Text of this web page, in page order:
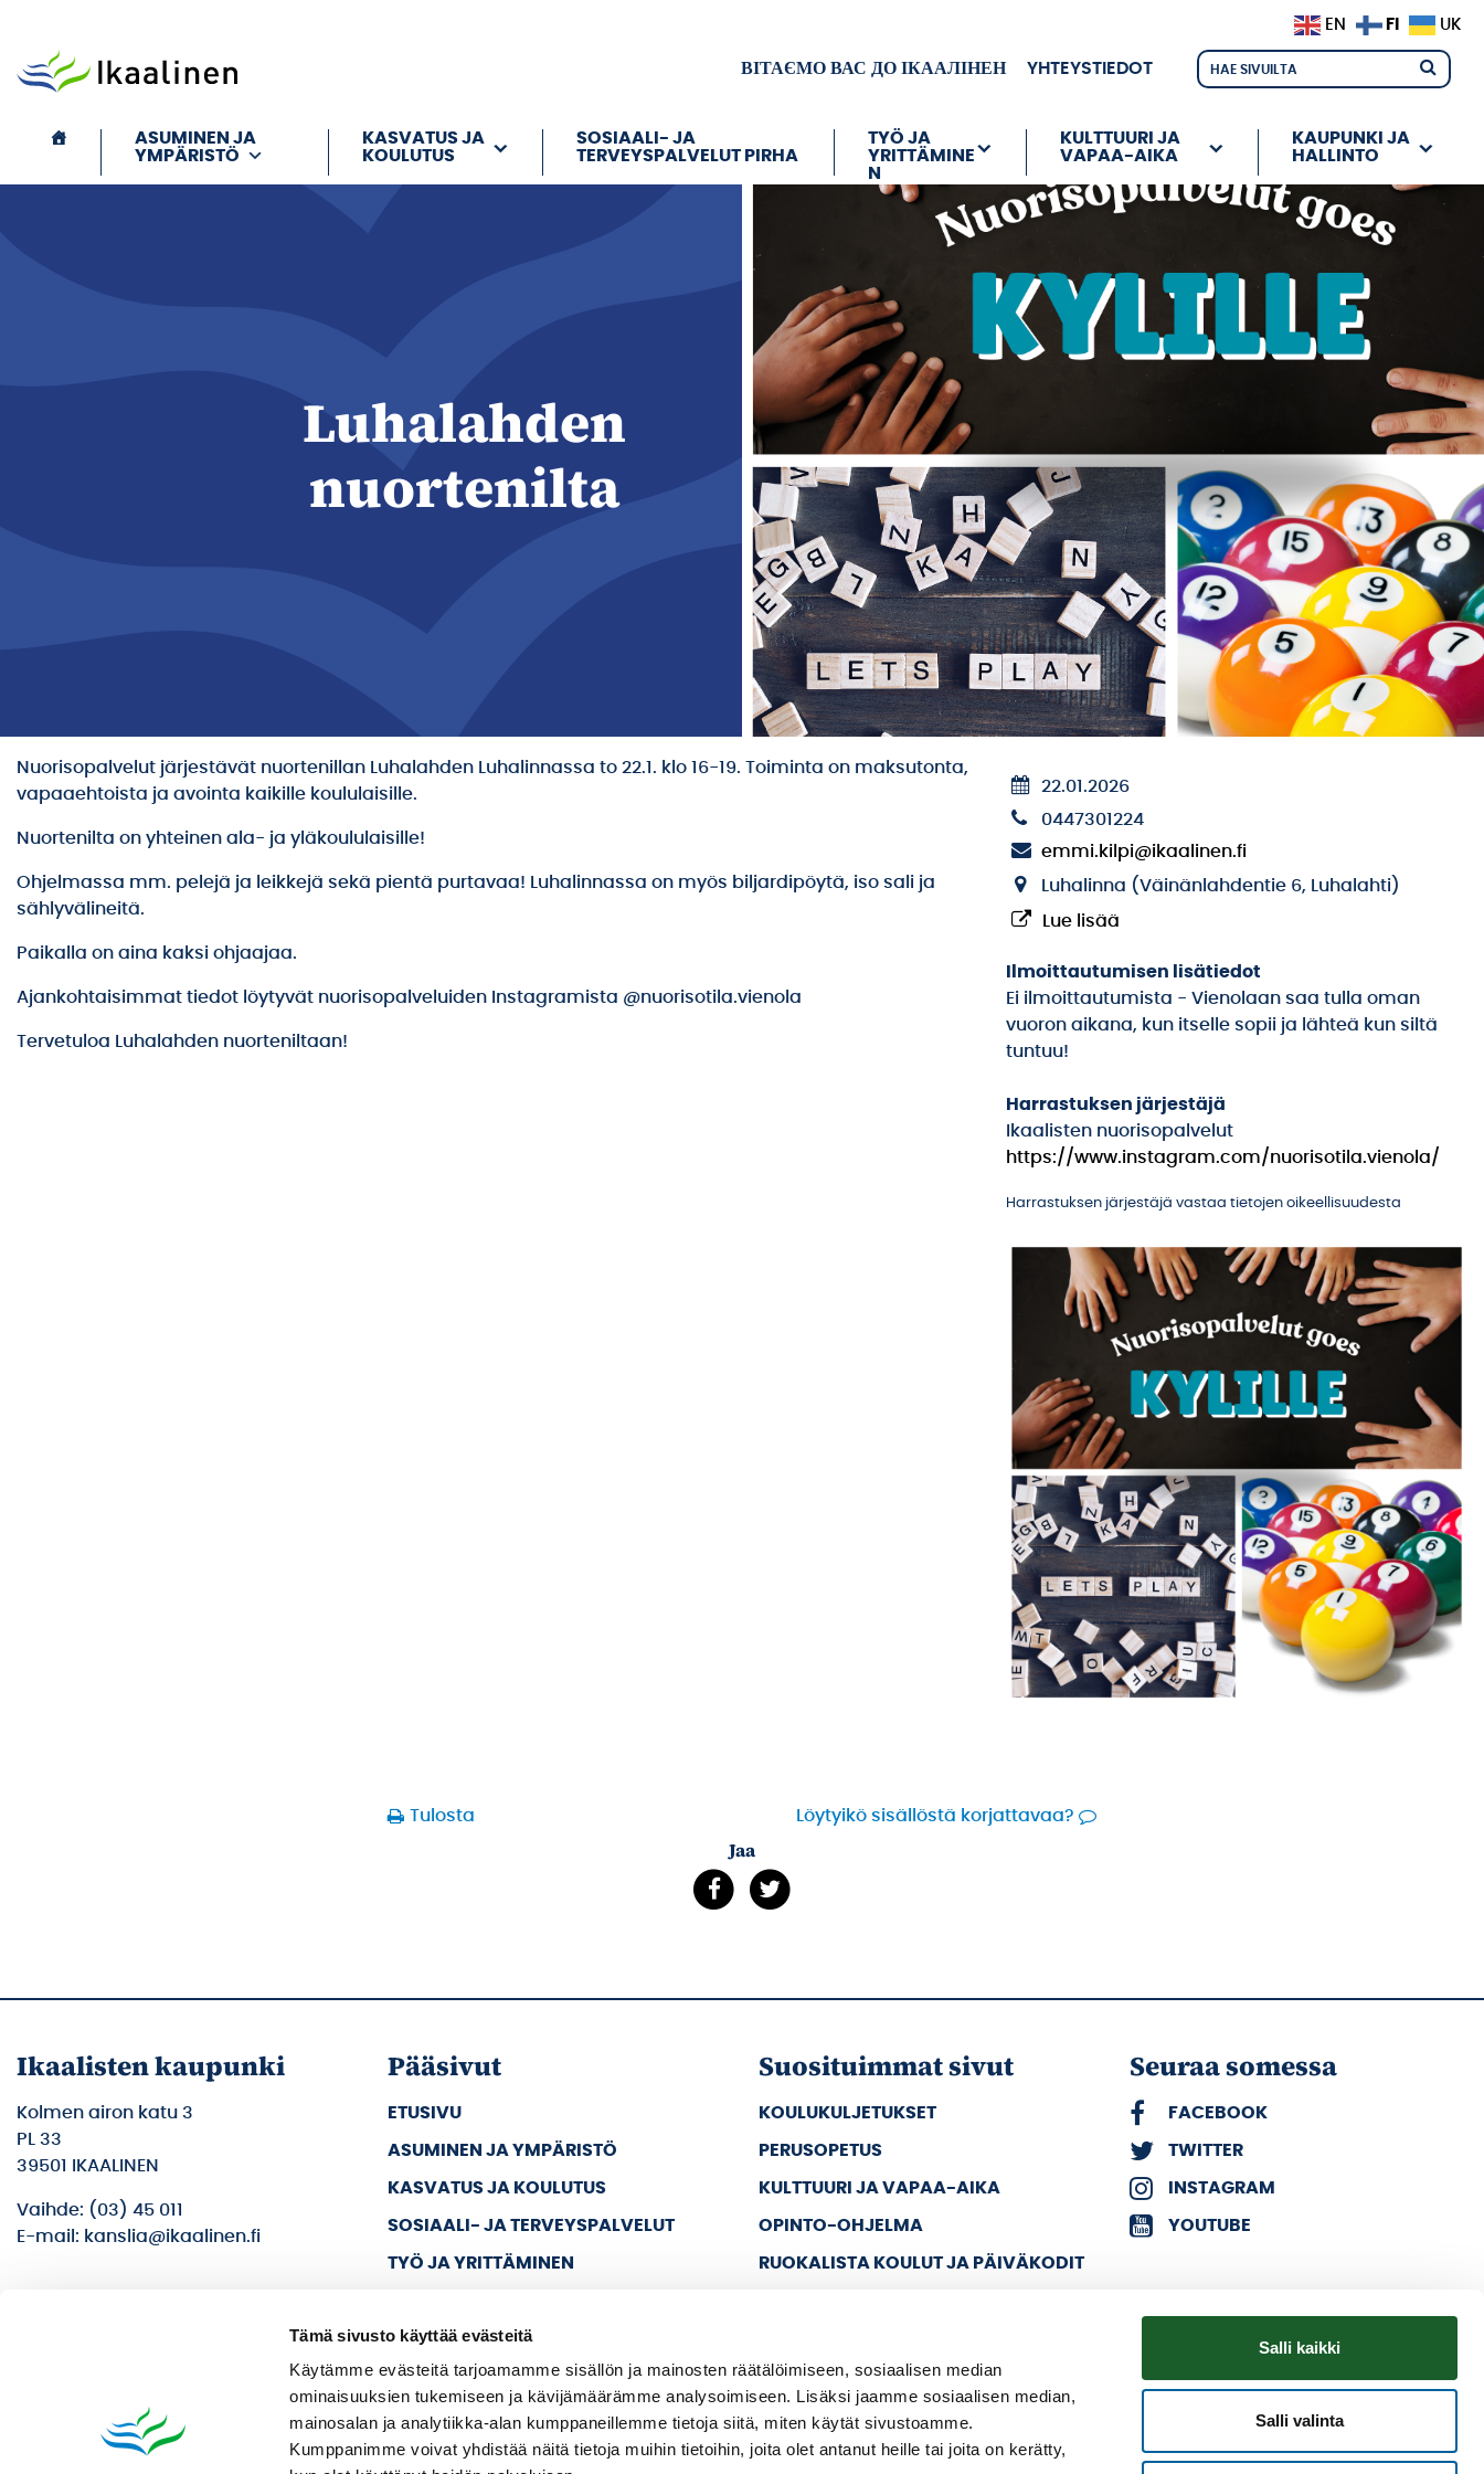
Tämä sivusto käyttää evästeitä
Käytämme evästeitä tarjoamamme sisällön ja mainosten räätälöimiseen, sosiaalisen median
ominaisuuksien tukemiseen ja kävijämäärämme analysoimiseen. Lisäksi jaamme sosiaalisen median,
mainosalan ja analytiikka-alan kumppaneillemme tietoja siitä, miten käytät sivustoamme.
Kumppanimme voivat yhdistää näitä tietoja muihin tietoihin, joita olet antanut heille tai joita on kerätty,
Salli kaikki
Salli valinta
ВІТАЄМО ВАС ДО ІКААЛІНЕН YHTEYSTIEDOT
ASUMINEN JA
YMPÄRISTÖ
KASVATUS JA
KOULUTUS
SOSIAALI- JA
TERVEYSPALVELUT PIRHA
TYÖ JA
YRITTÄMINE
N
KULTTUURI JA
VAPAA-AIKA
KAUPUNKI JA
HALLINTO
Luhalahden
nuortenilta
Nuorisopalvelut järjestävät nuortenillan Luhalahden Luhalinnassa to 22.1. klo 16-19. Toiminta on maksutonta,
vapaaehtoista ja avointa kaikille koululaisille.
Nuortenilta on yhteinen ala- ja yläkoululaisille!
Ohjelmassa mm. pelejä ja leikkejä sekä pientä purtavaa! Luhalinnassa on myös biljardipöytä, iso sali ja
sählyvälineitä.
Paikalla on aina kaksi ohjaajaa.
Ajankohtaisimmat tiedot löytyvät nuorisopalveluiden Instagramista @nuorisotila.vienola
Tervetuloa Luhalahden nuorteniltaan!
22.01.2026
0447301224
emmi.kilpi@ikaalinen.fi
Luhalinna (Väinänlahdentie 6, Luhalahti)
Lue lisää
Ilmoittautumisen lisätiedot
Ei ilmoittautumista - Vienolaan saa tulla oman
vuoron aikana, kun itselle sopii ja lähteä kun siltä
tuntuu!
Harrastuksen järjestäjä
Ikaalisten nuorisopalvelut
https://www.instagram.com/nuorisotila.vienola/
Harrastuksen järjestäjä vastaa tietojen oikeellisuudesta
Tulosta Löytyikö sisällöstä korjattavaa?
Jaa
Ikaalisten kaupunki
Kolmen airon katu 3
PL 33
39501 IKAALINEN
Vaihde: (03) 45 011
E-mail: kanslia@ikaalinen.fi
Pääsivut
ETUSIVU
ASUMINEN JA YMPÄRISTÖ
KASVATUS JA KOULUTUS
SOSIAALI- JA TERVEYSPALVELUT
TYÖ JA YRITTÄMINEN
KAUPUNKI JA HALLINTO
Suosituimmat sivut
KOULUKULJETUKSET
PERUSOPETUS
KULTTUURI JA VAPAA-AIKA
OPINTO-OHJELMA
RUOKALISTA KOULUT JA PÄIVÄKODIT
Seuraa somessa
FACEBOOK
TWITTER
INSTAGRAM
YOUTUBE
EN FI UK